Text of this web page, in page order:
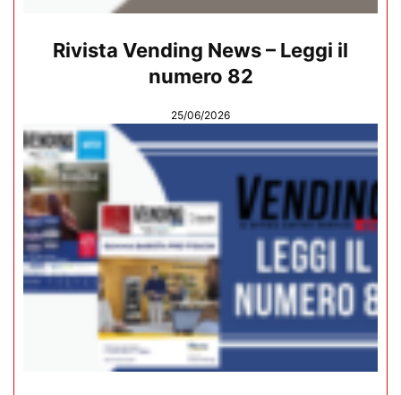
Rivista Vending News – Leggi il
numero 82
25/06/2026